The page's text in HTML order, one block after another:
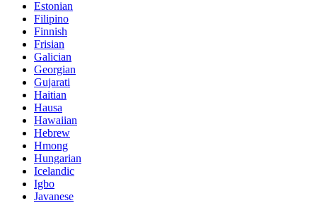
Estonian
Filipino
Finnish
Frisian
Galician
Georgian
Gujarati
Haitian
Hausa
Hawaiian
Hebrew
Hmong
Hungarian
Icelandic
Igbo
Javanese